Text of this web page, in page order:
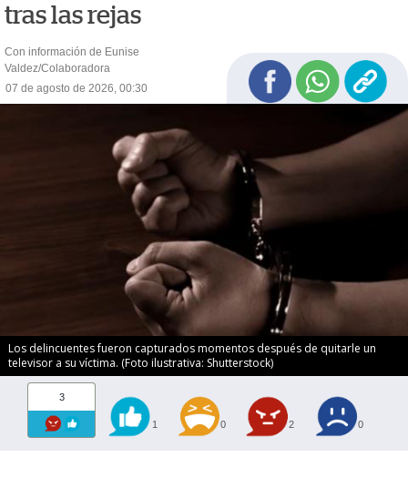
tras las rejas
Con información de Eunise
Valdez/Colaboradora
07 de agosto de 2026, 00:30
Los delincuentes fueron capturados momentos después de quitarle un
televisor a su víctima. (Foto ilustrativa: Shutterstock)
3
1 0 2 0